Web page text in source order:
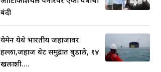
बंदी
येमेन येथे भारतीय जहाजावर
हल्ला,जहाज थेट समुद्रात बुडाले, १४
खलाशी....